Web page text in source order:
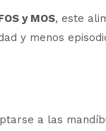
y MOS, este
y menos
a las